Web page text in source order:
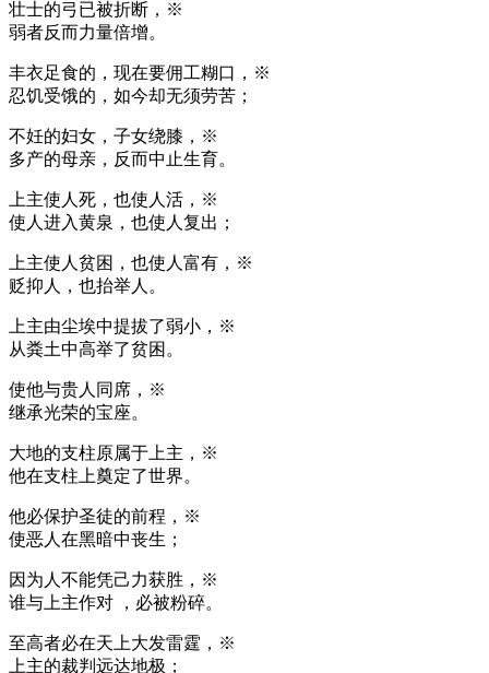
壮士的弓已被折断，※
弱者反而力量倍增。
丰衣足食的，现在要佣工糊口，※
忍饥受饿的，如今却无须劳苦；
不妊的妇女，子女绕膝，※
多产的母亲，反而中止生育。
上主使人死，也使人活，※
使人进入黄泉，也使人复出；
上主使人贫困，也使人富有，※
贬抑人，也抬举人。
上主由尘埃中提拔了弱小，※
从粪土中高举了贫困。
使他与贵人同席，※
继承光荣的宝座。
大地的支柱原属于上主，※
他在支柱上奠定了世界。
他必保护圣徒的前程，※
使恶人在黑暗中丧生；
因为人不能凭己力获胜，※
谁与上主作对 ，必被粉碎。
至高者必在天上大发雷霆，※
上主的裁判远达地极；